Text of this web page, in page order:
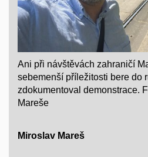
Ani při návštěvách zahraničí
sebemenší příležitosti bere do
zdokumentoval demonstrace.
Mareše
Miroslav Mareš